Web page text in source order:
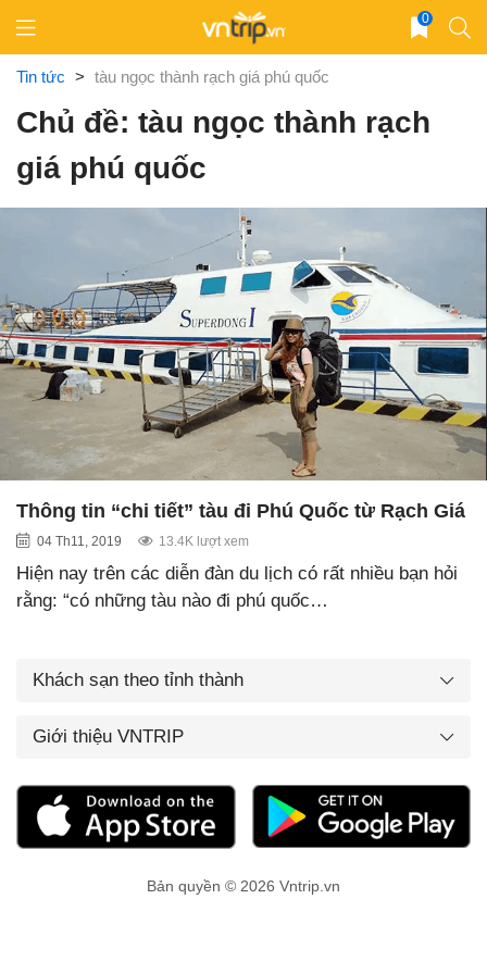
content
0
Tin tức > tàu ngọc thành rạch giá phú quốc
Chủ đề: tàu ngọc thành rạch
giá phú quốc
Thông tin “chi tiết” tàu đi Phú Quốc từ Rạch Giá
04 Th11, 2019 13.4K lượt xem
Hiện nay trên các diễn đàn du lịch có rất nhiều bạn hỏi
rằng: “có những tàu nào đi phú quốc…
Khách sạn theo tỉnh thành
Giới thiệu VNTRIP
Bản quyền © 2026 Vntrip.vn